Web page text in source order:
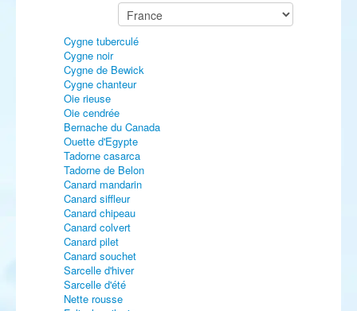
Cygne tuberculé
Cygne noir
Cygne de Bewick
Cygne chanteur
Oie rieuse
Oie cendrée
Bernache du Canada
Ouette d'Egypte
Tadorne casarca
Tadorne de Belon
Canard mandarin
Canard siffleur
Canard chipeau
Canard colvert
Canard pilet
Canard souchet
Sarcelle d'hiver
Sarcelle d'été
Nette rousse